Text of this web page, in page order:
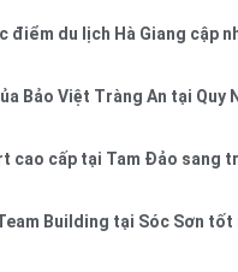
điểm du lịch Hà Giang cập
Bảo Việt Tràng An tại Quy
cao cấp tại Tam Đảo sang
Building tại Sóc Sơn tốt